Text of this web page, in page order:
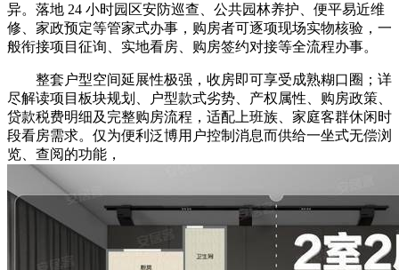
异。落地 24 小时园区安防巡查、公共园林养护、便平易近维
修、家政预定等管家式办事，购房者可逐项现场实物核验，一
般衔接项目征询、实地看房、购房签约对接等全流程办事。
整套户型空间延展性极强，收房即可享受成熟糊口圈；详
尽解读项目板块规划、户型款式劣势、产权属性、购房政策、
贷款税费明细及完整购房流程，适配上班族、家庭客群休闲时
段看房需求。仅为便利泛博用户控制消息而供给一坐式无偿浏
览、查阅的功能，